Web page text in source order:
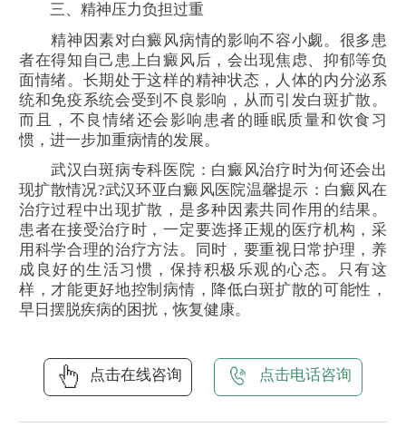
三、精神压力负担过重
精神因素对白癜风病情的影响不容小觑。很多患
者在得知自己患上白癜风后，会出现焦虑、抑郁等负
面情绪。长期处于这样的精神状态，人体的内分泌系
统和免疫系统会受到不良影响，从而引发白斑扩散。
而且，不良情绪还会影响患者的睡眠质量和饮食习
惯，进一步加重病情的发展。
武汉白斑病专科医院：白癜风治疗时为何还会出
现扩散情况?武汉环亚白癜风医院温馨提示：白癜风在
治疗过程中出现扩散，是多种因素共同作用的结果。
患者在接受治疗时，一定要选择正规的医疗机构，采
用科学合理的治疗方法。同时，要重视日常护理，养
成良好的生活习惯，保持积极乐观的心态。只有这
样，才能更好地控制病情，降低白斑扩散的可能性，
早日摆脱疾病的困扰，恢复健康。
点击在线咨询 点击电话咨询